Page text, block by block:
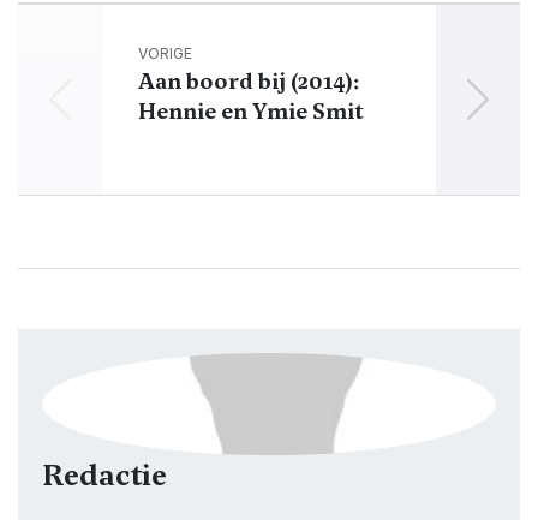
VORIGE
Aan boord bij (2014):
Hennie en Ymie Smit
Redactie